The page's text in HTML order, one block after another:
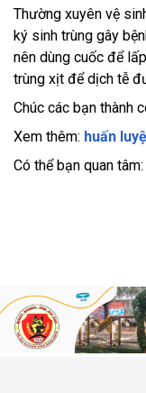
Thường xuyên vệ
ký sinh trùng gây
nên dùng cuốc để
trùng xịt để dịch tễ
Chúc các bạn thành
Xem thêm: huấn
Có thể bạn quan tâm: